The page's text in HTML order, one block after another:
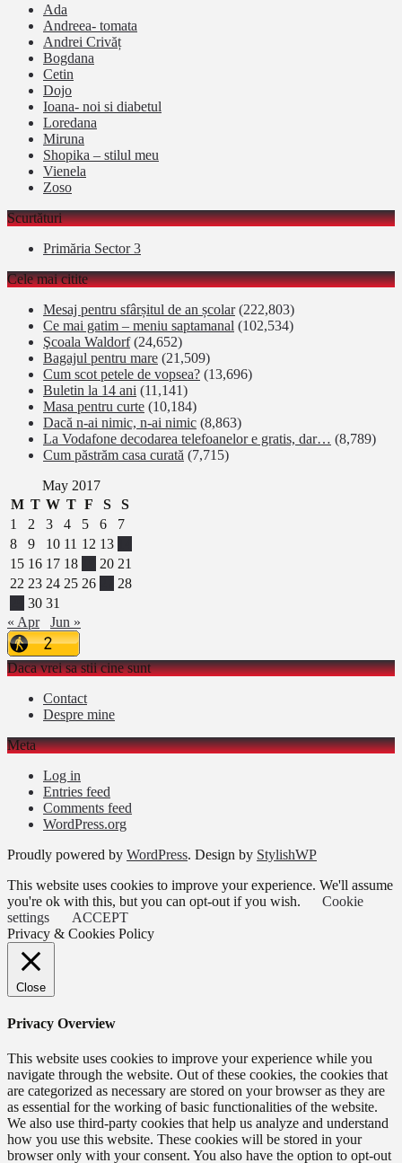
Ada
Andreea- tomata
Andrei Crivăț
Bogdana
Cetin
Dojo
Ioana- noi si diabetul
Loredana
Miruna
Shopika – stilul meu
Vienela
Zoso
Scurtături
Primăria Sector 3
Cele mai citite
Mesaj pentru sfârșitul de an școlar (222,803)
Ce mai gatim – meniu saptamanal (102,534)
Şcoala Waldorf (24,652)
Bagajul pentru mare (21,509)
Cum scot petele de vopsea? (13,696)
Buletin la 14 ani (11,141)
Masa pentru curte (10,184)
Dacă n-ai nimic, n-ai nimic (8,863)
La Vodafone decodarea telefoanelor e gratis, dar… (8,789)
Cum păstrăm casa curată (7,715)
May 2017
M T W T F S
S
1
2 3 4 5 6
7
8
9 10 11 12 13
15 16 17 18 20 21
22 23 24 25 26
28
30 31
« Apr
Jun »
Daca vrei sa stii cine sunt
Contact
Despre mine
Meta
Log in
Entries feed
Comments feed
WordPress.org
Proudly powered by WordPress. Design by StylishWP
This website uses cookies to improve your experience. We'll assume
you're ok with this, but you can opt-out if you wish.
Cookie
settings
ACCEPT
Privacy & Cookies Policy
Close
Privacy Overview
This website uses cookies to improve your experience while you
navigate through the website. Out of these cookies, the cookies that
are categorized as necessary are stored on your browser as they are
as essential for the working of basic functionalities of the website.
We also use third-party cookies that help us analyze and understand
how you use this website. These cookies will be stored in your
browser only with your consent. You also have the option to opt-out